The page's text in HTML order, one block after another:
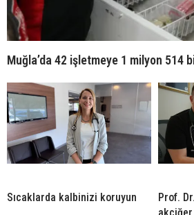
Muğla’da 42 işletmeye 1 milyon 514
Sıcaklarda kalbinizi koruyun
Prof.